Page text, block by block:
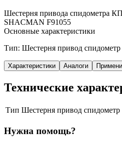
Шестерня привода спидометра
SHACMAN F91055
Основные характеристики
Тип: Шестерня привод
Характеристики Аналоги
Технические
Тип Шестерня привод
Нужна помощь?